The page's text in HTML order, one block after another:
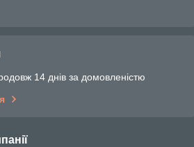
14 днів за домовленістю